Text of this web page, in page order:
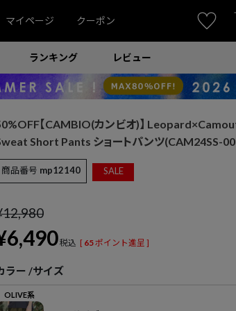
マイページ クーポン
ランキング レビュー
【CAMBIO(カンビオ)】
Short Pants ショートパンツ(CAM24SS-
商品番号 mp12140 SALE
12,980
6,490税込 [ 65ポイント進呈 ]
ラー サイズ
OLIVE系